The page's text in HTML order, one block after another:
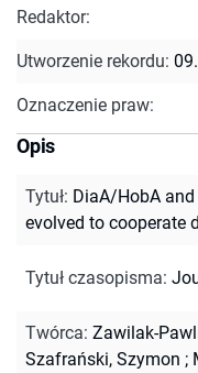
Redaktor:
Utworzenie rekordu:
Oznaczenie praw:
Opis
Tytuł: DiaA/HobA
evolved to cooperate
Tytuł czasopisma:
Twórca: Zawilak-
Szafrański, Szymon ;